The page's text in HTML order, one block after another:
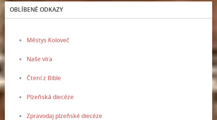
OBLÍBENÉ ODKAZY
Městys Koloveč
Naše víra
Čtení z Bible
Plzeňská diecéze
Zpravodaj plzeňské diecéze